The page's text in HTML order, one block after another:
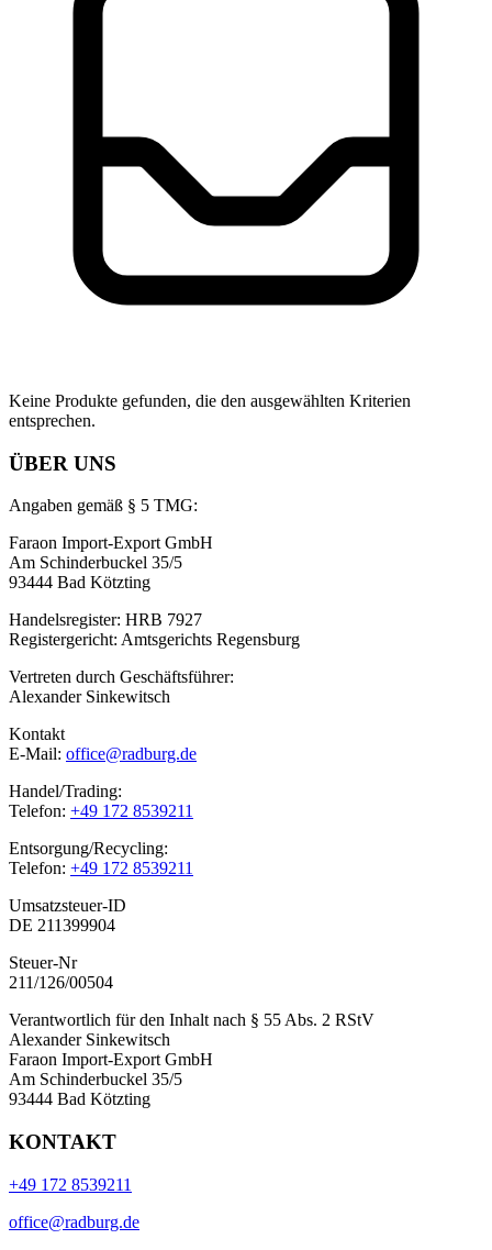
Keine Produkte gefunden, die den ausgewählten Kriterien
entsprechen.
ÜBER UNS
Angaben gemäß § 5 TMG:
Faraon Import-Export GmbH
Am Schinderbuckel 35/5
93444 Bad Kötzting
Handelsregister: HRB 7927
Registergericht: Amtsgerichts Regensburg
Vertreten durch Geschäftsführer:
Alexander Sinkewitsch
Kontakt
E-Mail: office@radburg.de
Handel/Trading:
Telefon: +49 172 8539211
Entsorgung/Recycling:
Telefon: +49 172 8539211
Umsatzsteuer-ID
DE 211399904
Steuer-Nr
211/126/00504
Verantwortlich für den Inhalt nach § 55 Abs. 2 RStV
Alexander Sinkewitsch
Faraon Import-Export GmbH
Am Schinderbuckel 35/5
93444 Bad Kötzting
KONTAKT
+49 172 8539211
office@radburg.de